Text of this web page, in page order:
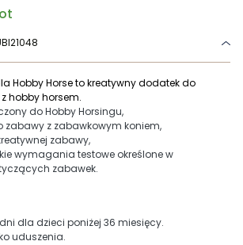
Hobby Horse to kreatywny dodatek do
hobby horsem.
do Hobby Horsingu,
zabawy z zabawkowym koniem,
zabawy,
wymagania testowe określone w
zabawek.
dla dzieci poniżej 36 miesięcy.
uduszenia.